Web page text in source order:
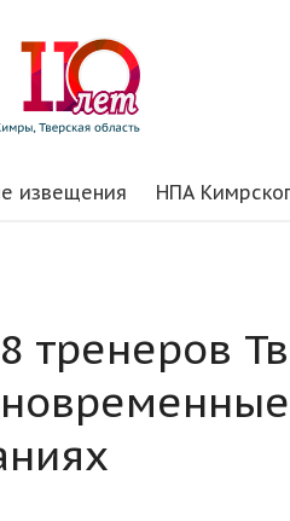
извещения НПА
тренеров